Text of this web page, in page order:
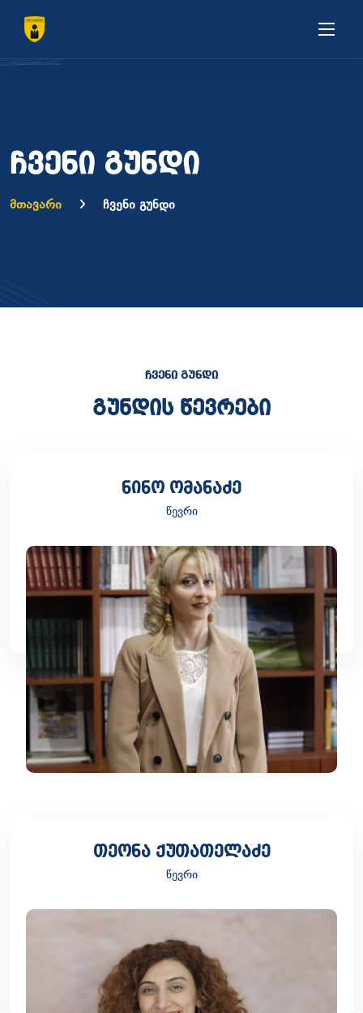
ჩვენი გუნდი
მთავარი ჩვენი გუნდი
ᲩᲕᲔᲜᲘ ᲒᲣᲜᲓᲘ
გუნდის წევრები
ნინო ომანაძე
წევრი
თეონა ქუთათელაძე
წევრი